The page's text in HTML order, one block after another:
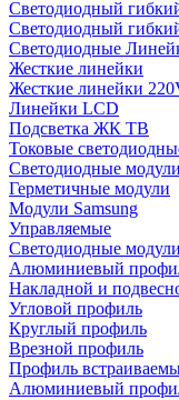
Светодиодный
Светодиодный
Светодиодные
Жесткие линейки
Жесткие линейки
Линейки LCD
Подсветка ЖК ТВ
Токовые
Светодиодные модули
Герметичные модули
Модули Samsung
Управляемые
Светодиодные
Алюминиевый
Накладной и
Угловой профиль
Круглый профиль
Врезной профиль
Профиль
Алюминиевый